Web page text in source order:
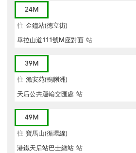
24M
往 金鐘站(德立街)
畢拉山道111號M座對面 站
39M
往 漁安苑(鴨脷洲)
天后公共運輸交匯處 站
49M
往 寶馬山(循環線)
港鐵天后站巴士總站 站